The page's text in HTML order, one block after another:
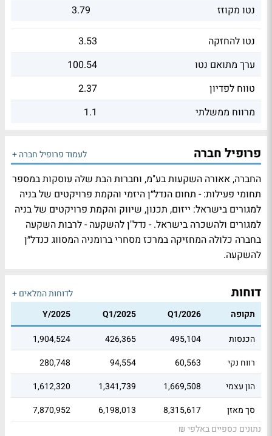
נטו מקוזז
3.79
נטו להחזקה
3.53
ערך מתואם נטו
100.54
טווח לפדיון
2.37
מרווח ממשלתי
1.1
פרופיל חברה לעמוד פרופיל חברה +
החברה, אאורה השקעות בע"מ, וחברות הבת שלה עוסקות במספר
תחומי פעילות: - תחום הנדל״ן היזמי והקמת פרויקטים של בניה
למגורים בישראל: ייזום, תכנון, שיווק והקמת פרויקטים של בניה
למגורים ולהשכרה בישראל. - נדל"ן להשקעה - לרבות השקעה
בחברה כלולה המחזיקה במרכז מסחרי ברומניה המסווג כנדל״ן
להשקעה.
דוחות
לדוחות המלאים +
תקופה
Q1/2026
Q1/2025
Y/2025
הכנסות
495,104
426,365
1,904,524
רווח נקי
60,563
94,554
280,748
הון עצמי
1,669,508
1,341,739
1,612,320
סך מאזן
8,315,617
6,198,013
7,870,952
נתונים כספיים באלפי ₪